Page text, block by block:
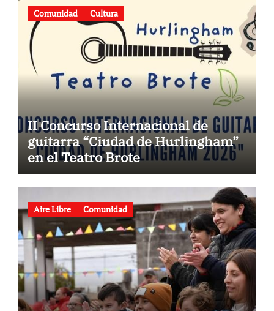
Comunidad Cultura
II Concurso Internacional de
guitarra “Ciudad de Hurlingham”
en el Teatro Brote
Aire Libre Comunidad